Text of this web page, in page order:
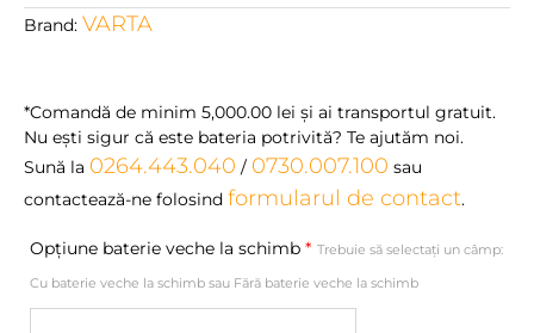
Brand: VARTA
*Comandă de minim 5,000.00 lei şi ai transportul gratuit.
Nu eşti sigur că este bateria potrivită? Te ajutăm noi.
Sună la 0264.443.040 / 0730.007.100 sau
contactează-ne folosind formularul de contact.
Opțiune baterie veche la schimb * Trebuie să selectați un câmp:
Cu baterie veche la schimb sau Fără baterie veche la schimb